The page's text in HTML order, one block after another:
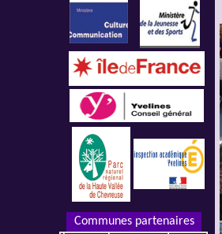
Communes partenaires